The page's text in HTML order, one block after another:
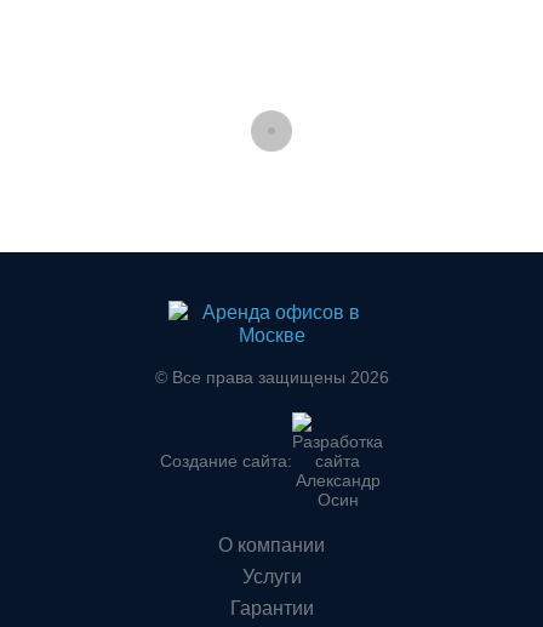
© Все права защищены 2026
Создание сайта:
О компании
Услуги
Гарантии